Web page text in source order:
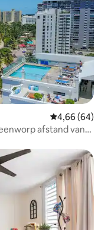
Gemiddelde
4,66 (64)
afstand van